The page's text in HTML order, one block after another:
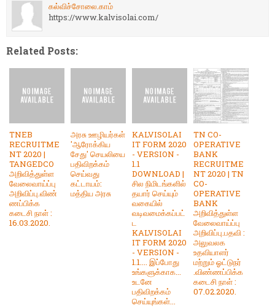
கல்விச்சோலை.காம்
https://www.kalvisolai.com/
Related Posts:
TNEB
RECRUITME
NT 2020 |
TANGEDCO
அறிவித்துள்ள
வேலைவாய்ப்பு
அறிவிப்பு.விண்
ணப்பிக்க
கடைசி நாள் :
16.03.2020.
அரசு ஊழியர்கள்
'ஆரோக்கிய
சேது' செயலியை
பதிவிறக்கம்
செய்வது
கட்டாயம்:
மத்திய அரசு
KALVISOLAI
IT FORM 2020
- VERSION -
1.1
DOWNLOAD |
சில நிமிடங்களில்
தயார் செய்யும்
வகையில்
வடிவமைக்கப்பட்
ட
KALVISOLAI
IT FORM 2020
- VERSION -
1.1.... இப்போது
உங்களுக்காக...
உடனே
பதிவிறக்கம்
செய்யுங்கள்...
TN CO-
OPERATIVE
BANK
RECRUITME
NT 2020 | TN
CO-
OPERATIVE
BANK
அறிவித்துள்ள
வேலைவாய்ப்பு
அறிவிப்பு.பதவி :
அலுவலக
உதவியாளர்
மற்றும் ஓட்டுநர்
.விண்ணப்பிக்க
கடைசி நாள் :
07.02.2020.